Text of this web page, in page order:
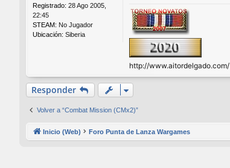
Registrado: 28 Ago 2005,
22:45
STEAM: No Jugador
Ubicación: Siberia
http://www.aitordelgado.com/
Responder
Volver a “Combat Mission (CMx2)”
Inicio (Web) Foro Punta de Lanza Wargames